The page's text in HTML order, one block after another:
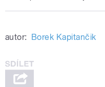
autor: Borek Kapitančik